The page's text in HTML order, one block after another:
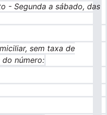
- Segunda a sábado, das
sem taxa de
número: